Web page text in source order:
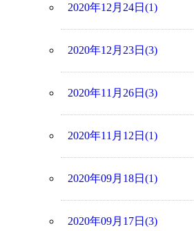
2020年12月24日(1)
2020年12月23日(3)
2020年11月26日(3)
2020年11月12日(1)
2020年09月18日(1)
2020年09月17日(3)